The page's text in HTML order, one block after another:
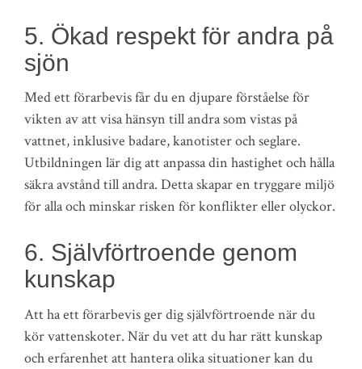
5. Ökad respekt för andra på
sjön
Med ett förarbevis får du en djupare förståelse för
vikten av att visa hänsyn till andra som vistas på
vattnet, inklusive badare, kanotister och seglare.
Utbildningen lär dig att anpassa din hastighet och hålla
säkra avstånd till andra. Detta skapar en tryggare miljö
för alla och minskar risken för konflikter eller olyckor.
6. Självförtroende genom
kunskap
Att ha ett förarbevis ger dig självförtroende när du
kör vattenskoter. När du vet att du har rätt kunskap
och erfarenhet att hantera olika situationer kan du